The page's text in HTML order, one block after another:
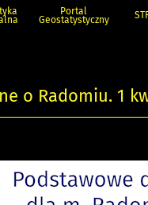
Portal
Geostatystyczny
o Radomiu. 1